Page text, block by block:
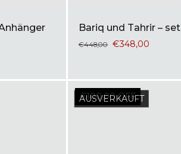
Bariq und Tahrir – set
€448,00 €348,00
€100,00 OFF
AUSVERKAUFT